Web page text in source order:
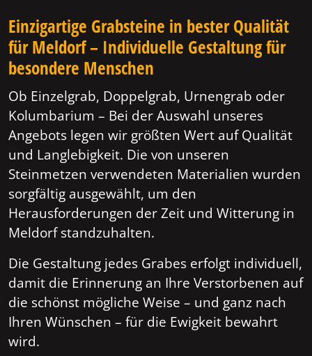
Einzigartige Grabsteine in bester Qualität
für Meldorf – Individuelle Gestaltung für
besondere Menschen
Ob Einzelgrab, Doppelgrab, Urnengrab oder
Kolumbarium – Bei der Auswahl unseres
Angebots legen wir größten Wert auf Qualität
und Langlebigkeit. Die von unseren
Steinmetzen verwendeten Materialien wurden
sorgfältig ausgewählt, um den
Herausforderungen der Zeit und Witterung in
Meldorf standzuhalten.
Die Gestaltung jedes Grabes erfolgt individuell,
damit die Erinnerung an Ihre Verstorbenen auf
die schönst mögliche Weise – und ganz nach
Ihren Wünschen – für die Ewigkeit bewahrt
wird.